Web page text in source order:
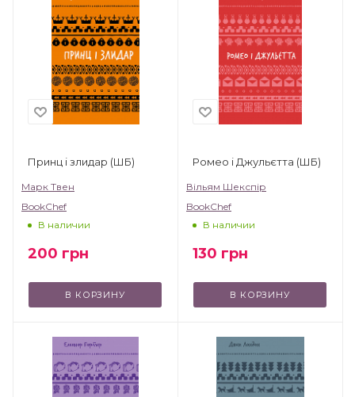
Принц і злидар (ШБ)
Марк Твен
BookChef
В наличии
200 грн
В КОРЗИНУ
Ромео і Джульєтта (ШБ)
Вільям Шекспір
BookChef
В наличии
130 грн
В КОРЗИНУ